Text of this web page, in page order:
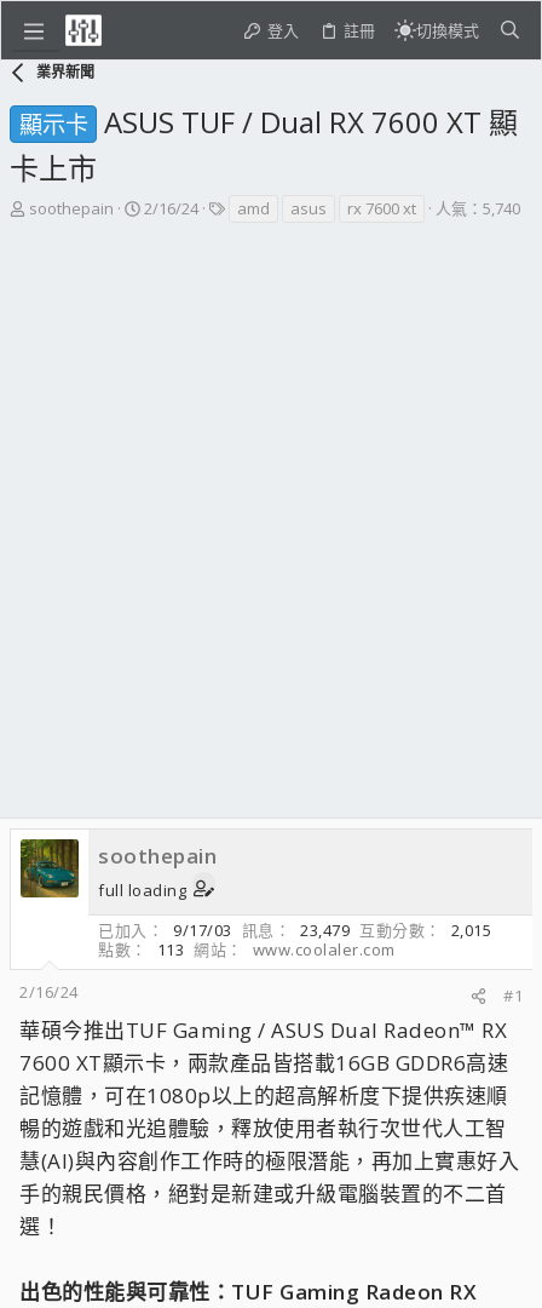
登入 註冊 切換模式
業界新聞
顯示卡 ASUS TUF / Dual RX 7600 XT 顯
卡上市
主
soothepain
開
2/16/24
標amd asus rx 7600 xt 人氣：5,740
soothepain
full loading
已加入
9/17/03 訊息 23,479 互動分數
2,015
點數
113 網站
www.coolaler.com
2/16/24
#1
華碩今推出TUF Gaming / ASUS Dual Radeon™ RX
7600 XT顯示卡，兩款產品皆搭載16GB GDDR6高速
記憶體，可在1080p以上的超高解析度下提供疾速順
暢的遊戲和光追體驗，釋放使用者執行次世代人工智
慧(AI)與內容創作工作時的極限潛能，再加上實惠好入
手的親民價格，絕對是新建或升級電腦裝置的不二首
選！
出色的性能與可靠性：TUF Gaming Radeon RX